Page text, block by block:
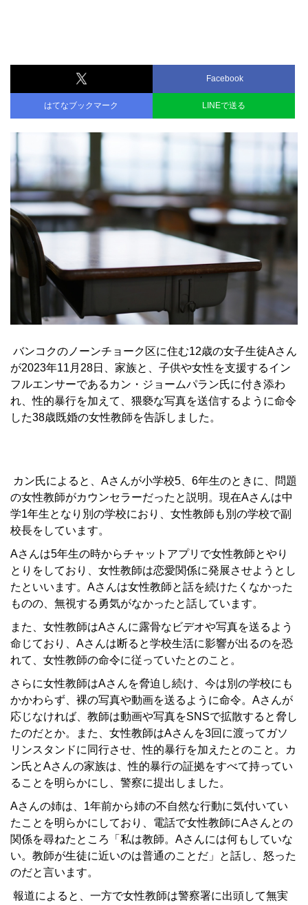
Facebook
はてなブックマーク LINEで送る
バンコクのノーンチョーク区に住む12歳の女子生徒Aさん
が2023年11月28日、家族と、子供や女性を支援するイン
フルエンサーであるカン・ジョームパラン氏に付き添わ
れ、性的暴行を加えて、猥褻な写真を送信するように命令
した38歳既婚の女性教師を告訴しました。
カン氏によると、Aさんが小学校5、6年生のときに、問題
の女性教師がカウンセラーだったと説明。現在Aさんは中
学1年生となり別の学校におり、女性教師も別の学校で副
校長をしています。
Aさんは5年生の時からチャットアプリで女性教師とやり
とりをしており、女性教師は恋愛関係に発展させようとし
たといいます。Aさんは女性教師と話を続けたくなかった
ものの、無視する勇気がなかったと話しています。
また、女性教師はAさんに露骨なビデオや写真を送るよう
命じており、Aさんは断ると学校生活に影響が出るのを恐
れて、女性教師の命令に従っていたとのこと。
さらに女性教師はAさんを脅迫し続け、今は別の学校にも
かかわらず、裸の写真や動画を送るように命令。Aさんが
応じなければ、教師は動画や写真をSNSで拡散すると脅し
たのだとか。また、女性教師はAさんを3回に渡ってガソ
リンスタンドに同行させ、性的暴行を加えたとのこと。カ
ン氏とAさんの家族は、性的暴行の証拠をすべて持ってい
ることを明らかにし、警察に提出しました。
Aさんの姉は、1年前から姉の不自然な行動に気付いてい
たことを明らかにしており、電話で女性教師にAさんとの
関係を尋ねたところ「私は教師。Aさんには何もしていな
い。教師が生徒に近いのは普通のことだ」と話し、怒った
のだと言います。
報道によると、一方で女性教師は警察署に出頭して無実